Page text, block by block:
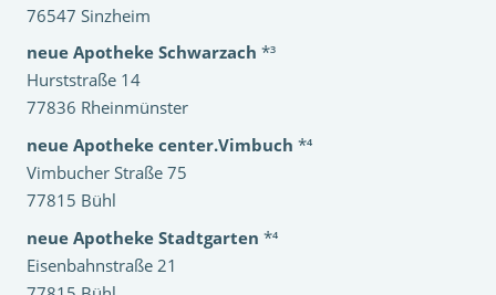
76547 Sinzheim
neue Apotheke Schwarzach *³
Hurststraße 14
77836 Rheinmünster
neue Apotheke center.Vimbuch *⁴
Vimbucher Straße 75
77815 Bühl
neue Apotheke Stadtgarten *⁴
Eisenbahnstraße 21